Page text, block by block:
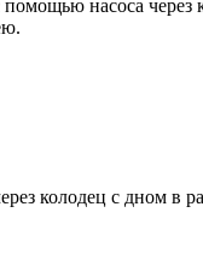
насоса через
колодец с дном в